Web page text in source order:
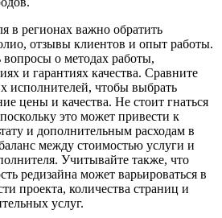
в регионах важно обратить
отзывы клиентов и опыт работы.
вопросы о методах работы,
и гарантиях качества. Сравните
исполнителей, чтобы выбрать
цены и качества. Не стоит гнаться
это может привести к
и дополнительным расходам в
между стоимостью услуги и
Учитывайте также, что
редизайна может варьироваться в
проекта, количества страниц и
услуг.